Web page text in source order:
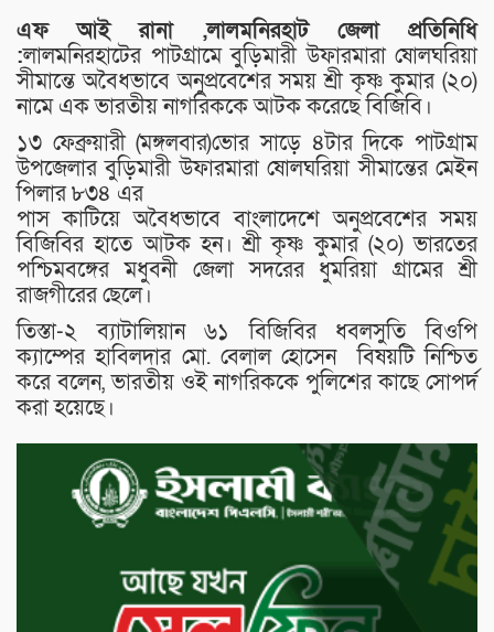
এফ আই রানা ,লালমনিরহাট জেলা প্রতিনিধি
:লালমনিরহাটের পাটগ্রামে বুড়িমারী উফারমারা ষোলঘরিয়া
সীমান্তে অবৈধভাবে অনুপ্রবেশের সময় শ্রী কৃষ্ণ কুমার (২০)
নামে এক ভারতীয় নাগরিককে আটক করেছে বিজিবি।
১৩ ফেব্রুয়ারী (মঙ্গলবার)ভোর সাড়ে ৪টার দিকে পাটগ্রাম
উপজেলার বুড়িমারী উফারমারা ষোলঘরিয়া সীমান্তের মেইন
পিলার ৮৩৪ এর
পাস কাটিয়ে অবৈধভাবে বাংলাদেশে অনুপ্রবেশের সময়
বিজিবির হাতে আটক হন। শ্রী কৃষ্ণ কুমার (২০) ভারতের
পশ্চিমবঙ্গের মধুবনী জেলা সদরের ধুমরিয়া গ্রামের শ্রী
রাজগীরের ছেলে।
তিস্তা-২ ব্যাটালিয়ান ৬১ বিজিবির ধবলসুতি বিওপি
ক্যাম্পের হাবিলদার মো. বেলাল হোসেন বিষয়টি নিশ্চিত
করে বলেন, ভারতীয় ওই নাগরিককে পুলিশের কাছে সোপর্দ
করা হয়েছে।